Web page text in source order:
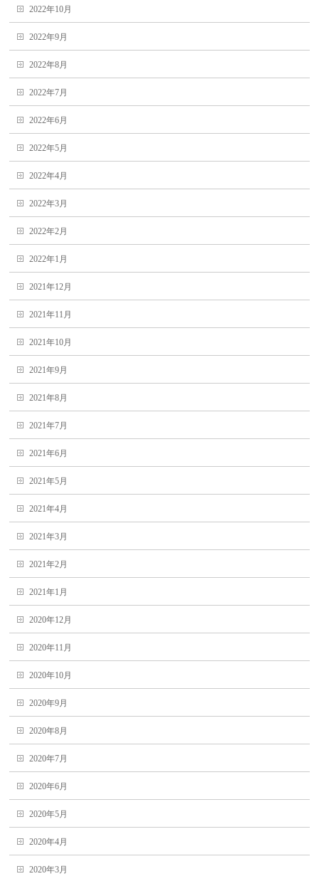
2022年10月
2022年9月
2022年8月
2022年7月
2022年6月
2022年5月
2022年4月
2022年3月
2022年2月
2022年1月
2021年12月
2021年11月
2021年10月
2021年9月
2021年8月
2021年7月
2021年6月
2021年5月
2021年4月
2021年3月
2021年2月
2021年1月
2020年12月
2020年11月
2020年10月
2020年9月
2020年8月
2020年7月
2020年6月
2020年5月
2020年4月
2020年3月